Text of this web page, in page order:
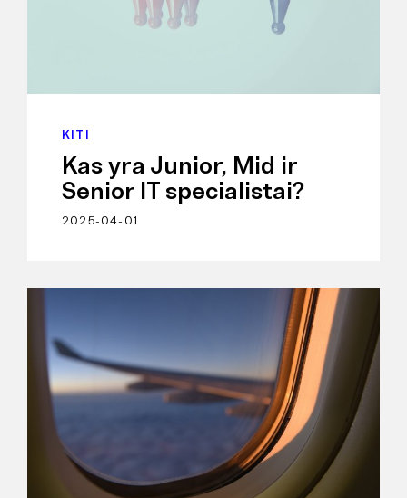
KITI
Kas yra Junior, Mid ir
Senior IT specialistai?
2025-04-01